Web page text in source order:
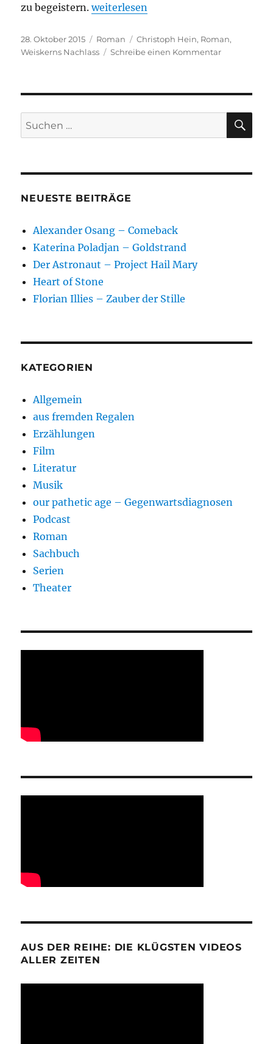
zu begeistern.„Christoph Hein – Weiskerns
weiterlesen
Veröffentlicht
am
28. Oktober 2015 Kategorien
Roman Schlagwörter
Christoph Hein, Roman,
Weiskerns Nachlass
Schreibe einen Kommentarzu
Nachlass
Suchen
nach:
NEUESTE BEITRÄGE
Alexander Osang – Comeback
Katerina Poladjan – Goldstrand
Der Astronaut – Project Hail Mary
Heart of Stone
Florian Illies – Zauber der Stille
KATEGORIEN
Allgemein
aus fremden Regalen
Erzählungen
Film
Literatur
Musik
our pathetic age – Gegenwartsdiagnosen
Podcast
Roman
Sachbuch
Serien
Theater
AUS DER REIHE: DIE KLÜGSTEN VIDEOS
ALLER ZEITEN